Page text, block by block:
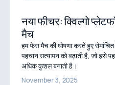
नया फीचर: क्विल्गो
मैच
हम फेस मैच की घोषणा करते हुए
पहचान सत्यापन को बढ़ाती है, जो
अधिक कुशल बनाती है।
November 3, 2025